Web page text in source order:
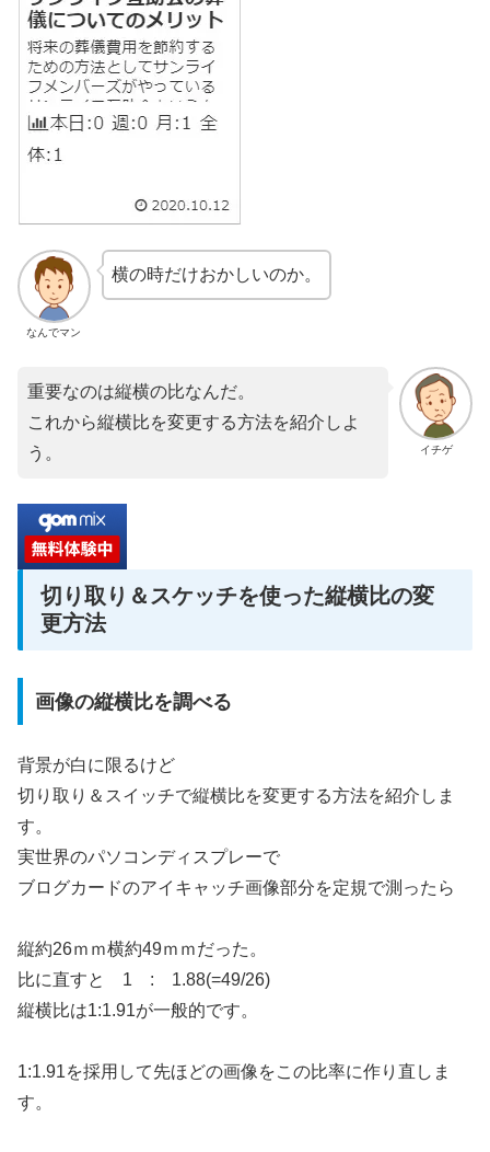
なんでマン
横の時だけおかしいのか。
イチゲ
重要なのは縦横の比なんだ。
これから縦横比を変更する方法を紹介しよ
う。
切り取り＆スケッチを使った縦横比の変
更方法
画像の縦横比を調べる
背景が白に限るけど
切り取り＆スイッチで縦横比を変更する方法を紹介しま
す。
実世界のパソコンディスプレーで
ブログカードのアイキャッチ画像部分を定規で測ったら
縦約26ｍｍ横約49ｍｍだった。
比に直すと 1 : 1.88(=49/26)
縦横比は1:1.91が一般的です。
1:1.91を採用して先ほどの画像をこの比率に作り直しま
す。